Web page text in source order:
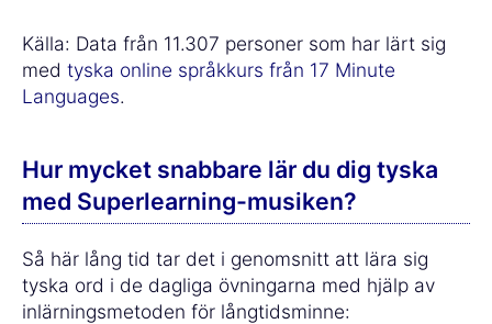
Källa: Data från 11.307 personer som har lärt sig
med tyska online språkkurs från 17 Minute
Languages.
Hur mycket snabbare lär du dig tyska
med Superlearning-musiken?
Så här lång tid tar det i genomsnitt att lära sig
tyska ord i de dagliga övningarna med hjälp av
inlärningsmetoden för långtidsminne: